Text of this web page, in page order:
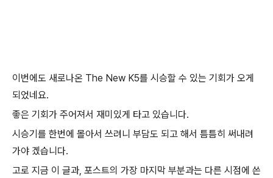
이번에도 새로나온 The New K5를 시승할 수 있는 기회가 오게
되었네요.
좋은 기회가 주어져서 재미있게 타고 있습니다.
시승기를 한번에 몰아서 쓰려니 부담도 되고 해서 틈틈히 써내려
가야 겠습니다.
고로 지금 이 글과, 포스트의 가장 마지막 부분과는 다른 시점에 쓴